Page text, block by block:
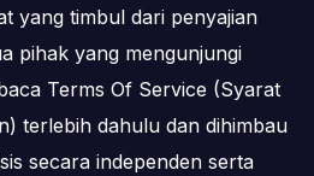
yang timbul dari penyajian
pihak yang mengunjungi
Terms Of Service (Syarat
terlebih dahulu dan dihimbau
secara independen serta